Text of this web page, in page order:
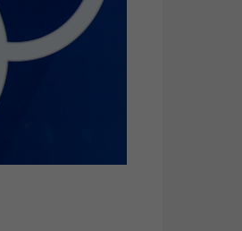
falls der
eingestellt hat.